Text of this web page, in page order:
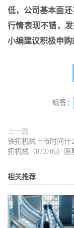
低，公司基本面
行情表现不错，发
小编建议积极申购
标签：
上一篇
铁拓机械上市时间什
拓机械（873706）股
相关推荐